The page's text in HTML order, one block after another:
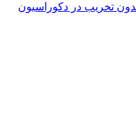
تخریب در دکوراسیون